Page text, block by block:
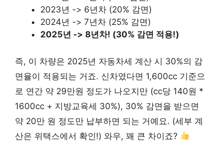
2023년 -> 6년차 (20% 감면)
2024년 -> 7년차 (25% 감면)
2025년 -> 8년차! (30% 감면 적용!)
즉, 이 차량은 2025년 자동차세 계산 시 30%의 감
면율이 적용되는 거죠. 신차였다면 1,600cc 기준으
로 연간 약 29만원 정도가 나오지만 (cc당 140원 *
1600cc + 지방교육세 30%), 30% 감면을 받으면
약 20만 원 정도만 납부하면 되는 거예요. (세부 계
산은 위택스에서 확인!) 와우, 꽤 큰 차이죠?